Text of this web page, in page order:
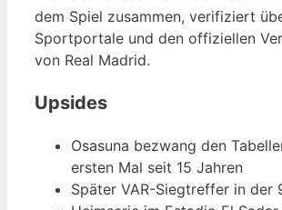
dem Spiel zusammen, verifiziert
Sportportale und den offiziellen
von Real Madrid.
Upsides
Osasuna bezwang den
ersten Mal seit 15 Jahren
Später VAR-Siegtreffer in der